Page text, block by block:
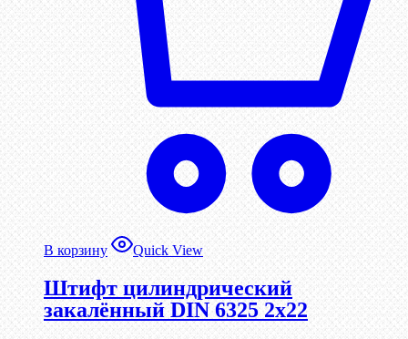
В корзину Quick View
Штифт цилиндрический
закалённый DIN 6325 2х22